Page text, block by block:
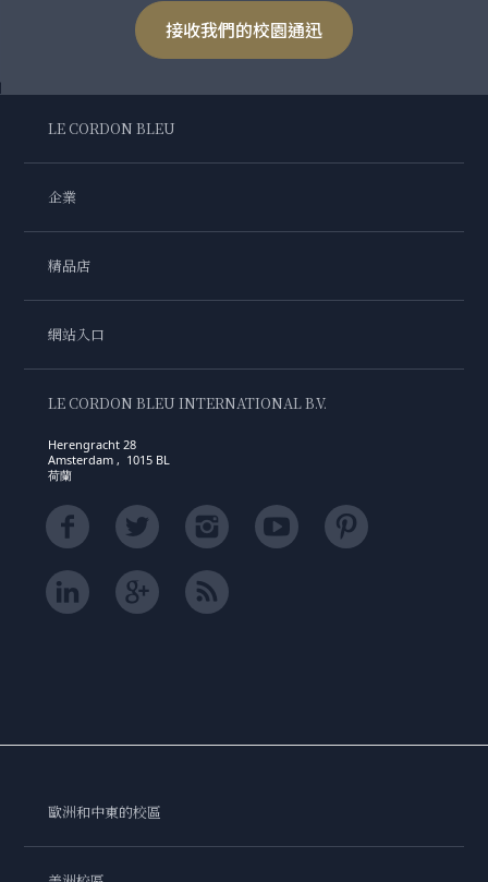
接收我們的校園通迅
LE CORDON BLEU
企業
精品店
網站入口
LE CORDON BLEU INTERNATIONAL B.V.
Herengracht 28
Amsterdam , 1015 BL
荷蘭
歐洲和中東的校區